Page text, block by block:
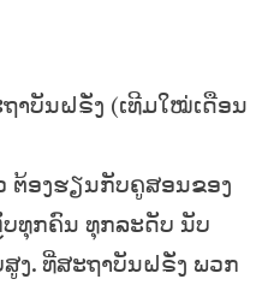
າບັນຝຣັ່ງ (ເທີມໃໝ່ເດືອນ
ຕ້ອງຮຽນກັບຄູສອນຂອງ
ທຸກຄົນ ທຸກລະດັບ ນັບ
ງ. ທີ່ສະຖາບັນຝຣັ່ງ ພວກ